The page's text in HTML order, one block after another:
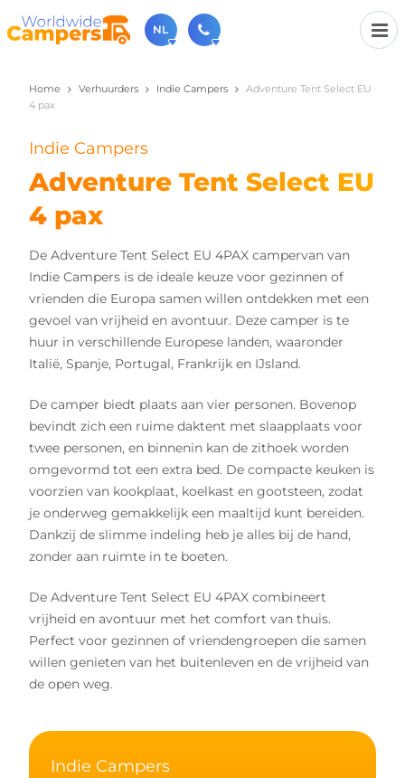
NL
030-6974964
Bel ons gerust (beschikbaar ma t/m vr van 9u tot 17u).
sales@worldwidecampers.com
Je kunt ons natuurlijk ook altijd een mailtje sturen.
Home Verhuurders Indie Campers
Adventure Tent Select EU
4 pax
Indie Campers
Adventure Tent Select EU
4 pax
De Adventure Tent Select EU 4PAX campervan van
Indie Campers is de ideale keuze voor gezinnen of
vrienden die Europa samen willen ontdekken met een
gevoel van vrijheid en avontuur. Deze camper is te
huur in verschillende Europese landen, waaronder
Italië, Spanje, Portugal, Frankrijk en IJsland.
De camper biedt plaats aan vier personen. Bovenop
bevindt zich een ruime daktent met slaapplaats voor
twee personen, en binnenin kan de zithoek worden
omgevormd tot een extra bed. De compacte keuken is
voorzien van kookplaat, koelkast en gootsteen, zodat
je onderweg gemakkelijk een maaltijd kunt bereiden.
Dankzij de slimme indeling heb je alles bij de hand,
zonder aan ruimte in te boeten.
De Adventure Tent Select EU 4PAX combineert
vrijheid en avontuur met het comfort van thuis.
Perfect voor gezinnen of vriendengroepen die samen
willen genieten van het buitenleven en de vrijheid van
de open weg.
Indie Campers